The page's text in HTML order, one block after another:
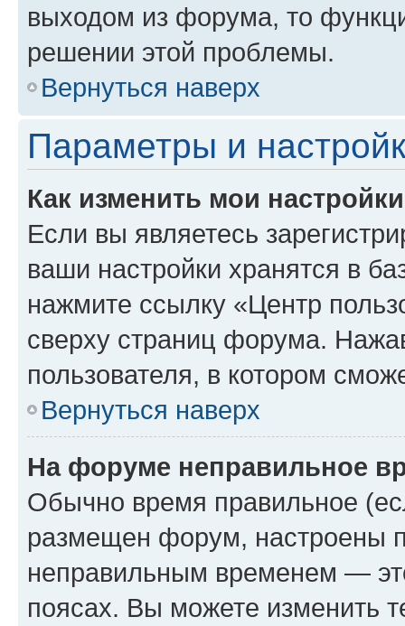
выходом из форума, то
решении этой проблемы.
Вернуться наверх
Параметры и
Как изменить мои
Если вы являетесь
ваши настройки хранятся в
нажмите ссылку «Центр
сверху страниц форума.
пользователя, в котором
Вернуться наверх
На форуме неправильное
Обычно время правильное
размещен форум, настроены
неправильным временем —
поясах. Вы можете изменить